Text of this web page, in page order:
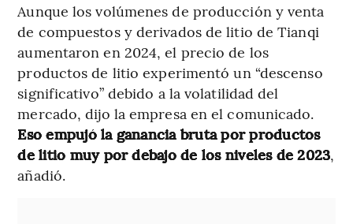
Aunque los volúmenes de producción y venta
de compuestos y derivados de litio de Tianqi
aumentaron en 2024, el precio de los
productos de litio experimentó un “descenso
significativo” debido a la volatilidad del
mercado, dijo la empresa en el comunicado.
Eso empujó la ganancia bruta por productos
de litio muy por debajo de los niveles de 2023,
añadió.